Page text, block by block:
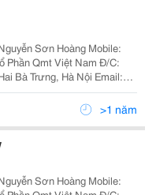
Trưng, Hà Nội Email:
Ơn ! Trang
>1 năm